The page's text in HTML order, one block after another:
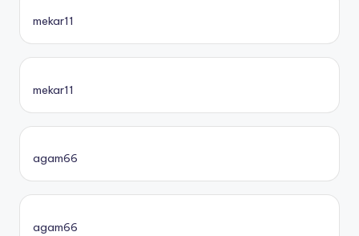
mekar11
mekar11
agam66
agam66